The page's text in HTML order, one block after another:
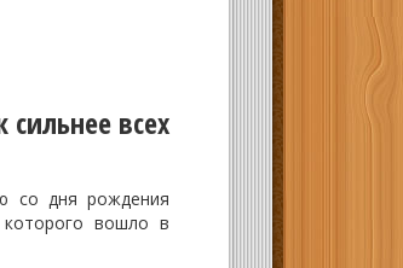
сильнее всех
со дня рождения
которого вошло в